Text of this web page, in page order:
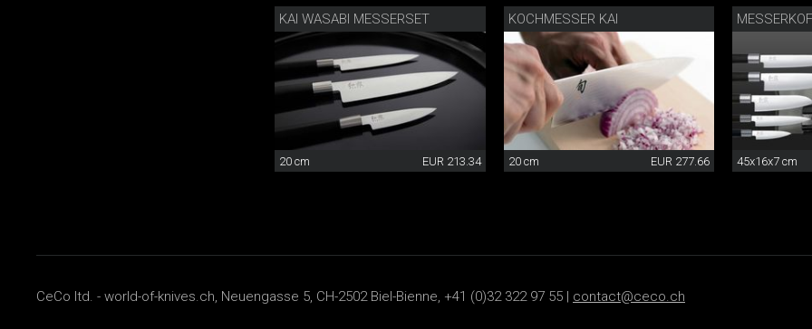
KAI WASABI MESSERSET
20 cm EUR 213.34
KOCHMESSER KAI
20 cm EUR 277.66 45x16x7 cm
CeCo ltd. - world-of-knives.ch, Neuengasse 5, CH-2502 Biel-Bienne, +41 (0)32 322 97 55 | contact@ceco.ch